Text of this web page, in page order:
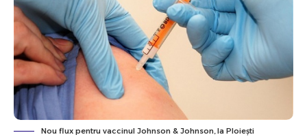
Nou flux pentru vaccinul Johnson & Johnson, la Ploieşti